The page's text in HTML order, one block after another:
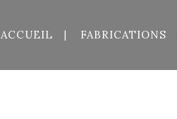
ACCUEIL FABRICATIONS